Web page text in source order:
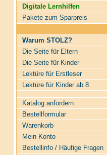
Digitale Lernhilfen
Pakete zum Sparpreis
Warum STOLZ?
Die Seite für Eltern
Die Seite für Kinder
Lektüre für Erstleser
Lektüre für Kinder ab 8
Katalog anfordern
Bestellformular
Warenkorb
Mein Konto
Bestellinfo / Häufige Fragen